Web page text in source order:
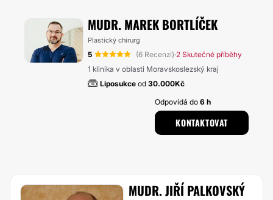
MUDR. MAREK BORTLÍČEK
Plastický chirurg
5 (6 Recenzí)·2 Skutečné příběhy
1 klinika v oblasti Moravskoslezský kraj
Liposukce od 30.000Kč
Odpovídá do6 h
KONTAKTOVAT
MUDR. JIŘÍ PALKOVSKÝ